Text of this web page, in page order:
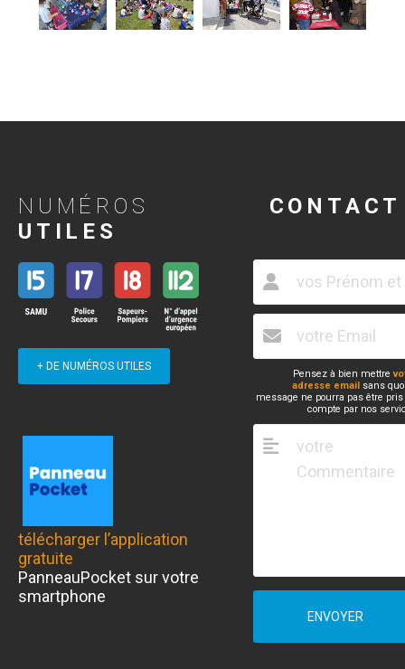
NUMÉROS
UTILES
+ DE NUMÉROS UTILES
télécharger l’application
gratuite
PanneauPocket sur votre
smartphone
CONTACT
Pensez à bien mettre
adresse email sans
message ne pourra pas être
compte par nos
ENVOYER